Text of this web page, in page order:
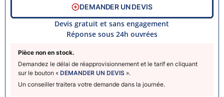
Pièce non en stock.
Demandez le délai de réapprovisionnement et le tarif en cliquant
sur le bouton « DEMANDER UN DEVIS ».
Un conseiller traitera votre demande dans la journée.
DEMANDER UN DEVIS
Devis gratuit et sans engagement
Réponse sous 24h ouvrées